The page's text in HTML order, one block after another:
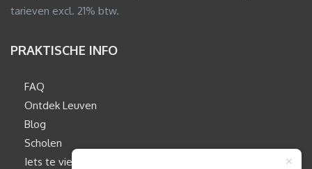
tarieven excl. 21% btw.
PRAKTISCHE INFO
FAQ
Ontdek Leuven
Blog
Scholen
Iets te vieren?